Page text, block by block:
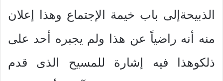
الذبيحةإلى باب خيمة الإجتماع وهذا إعلان
منه أنه راضياً عن هذا ولم يجبره أحد على
ذلكوهذا فيه إشارة للمسيح الذى قدم